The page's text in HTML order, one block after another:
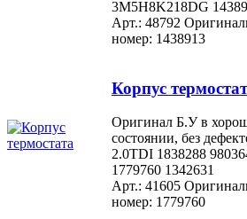
3M5H8K218DG
Арт.: 48792
номер: 1438913
Корпус
Оригинал Б.У в
состоянии, без
2.0TDI 1838288
1779760 1342631
Арт.: 41605
номер: 1779760